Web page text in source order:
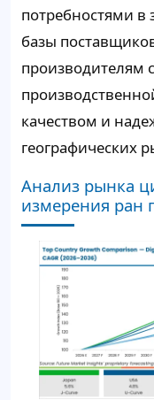
потребностями в
базы
производителям
качеством и
географических
Анализ рынка
измерения ран